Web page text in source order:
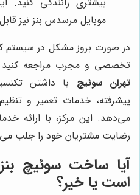
موبایل مرسدس بنز نیز
در صورت بروز مشکل در سیستم
تخصصی و مجرب مراجعه کنید
تهران سوئیچ با داشتن
پیشرفته، خدمات تعمیر و
می‌دهد. این مرکز، با ارائه
رضایت مشتریان خود را جلب
آیا ساخت سوئیچ
است یا خیر؟